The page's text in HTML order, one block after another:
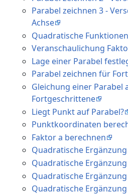
Parabel zeichnen 3 -
Achse
Quadratische
Veranschaulichung
Lage einer Parabel
Parabel zeichnen für
Gleichung einer Parabel
Fortgeschrittene
Liegt Punkt auf Parabel?
Punktkoordinaten
Faktor a berechnen
Quadratische
Quadratische
Quadratische
Quadratische